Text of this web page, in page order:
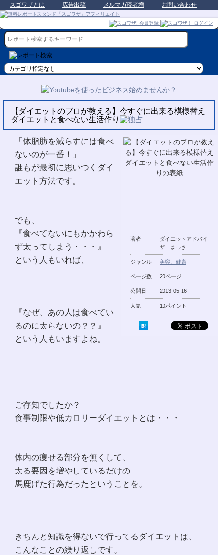
スゴワザとは 広告出稿 メルマガ読者増 お問い合わせ
【ダイエットのプロが教える】今すぐに出来る模様替え
ダイエットと食べない生活作り
著者
ダイエットアドバイ
ザーまっきー
ジャンル 美容、健康
ページ数 20ページ
公開日 2013-05-16
人気 10ポイント
「体脂肪を減らすには食べ
ないのが一番！」
誰もが最初に思いつくダイ
エット方法です。
でも、
『食べてないにもかかわら
ず太ってしまう・・・』
という人もいれば、
『なぜ、あの人は食べてい
るのに太らないの？？』
という人もいますよね。
ご存知でしたか？
食事制限や低カロリーダイエットとは・・・
体内の痩せる部分を無くして、
太る要因を増やしているだけの
馬鹿げた行為だったということを。
きちんと知識を得ないで行ってるダイエットは、
こんなことの繰り返しです。